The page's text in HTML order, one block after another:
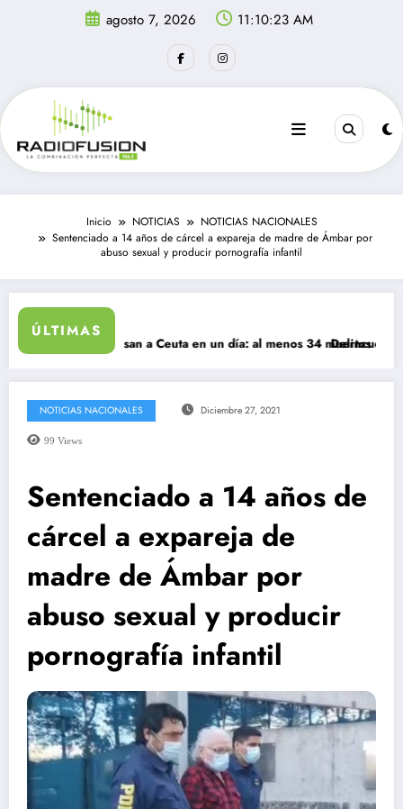
agosto 7, 2026 11:10:23 AM
Inicio NOTICIAS
NOTICIAS NACIONALES
Sentenciado a 14 años de cárcel a expareja de madre de Ámbar por
abuso sexual y producir pornografía infantil
ÚLTIMAS
ingresan a Ceuta en un día: al menos 34 muertos en la crisis.
Delincuentes
NOTICIAS NACIONALES Diciembre 27, 2021
99 Views
Sentenciado a 14 años de
cárcel a expareja de
madre de Ámbar por
abuso sexual y producir
pornografía infantil